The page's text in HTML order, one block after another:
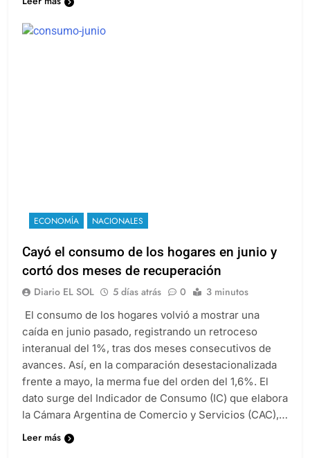
ECONOMÍA NACIONALES
Cayó el consumo de los hogares en junio y
cortó dos meses de recuperación
Diario EL SOL 5 días atrás 0 3 minutos
El consumo de los hogares volvió a mostrar una
caída en junio pasado, registrando un retroceso
interanual del 1%, tras dos meses consecutivos de
avances. Así, en la comparación desestacionalizada
frente a mayo, la merma fue del orden del 1,6%. El
dato surge del Indicador de Consumo (IC) que elabora
la Cámara Argentina de Comercio y Servicios (CAC),…
Leer más